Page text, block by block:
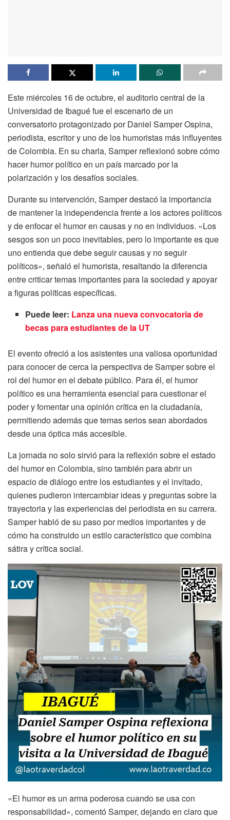
Este miércoles 16 de octubre, el auditorio central de la
Universidad de Ibagué fue el escenario de un
conversatorio protagonizado por Daniel Samper Ospina,
periodista, escritor y uno de los humoristas más influyentes
de Colombia. En su charla, Samper reflexionó sobre cómo
hacer humor político en un país marcado por la
polarización y los desafíos sociales.
Durante su intervención, Samper destacó la importancia
de mantener la independencia frente a los actores políticos
y de enfocar el humor en causas y no en individuos. «Los
sesgos son un poco inevitables, pero lo importante es que
uno entienda que debe seguir causas y no seguir
políticos», señaló el humorista, resaltando la diferencia
entre criticar temas importantes para la sociedad y apoyar
a figuras políticas específicas.
Puede leer: Lanza una nueva convocatoria de
becas para estudiantes de la UT
El evento ofreció a los asistentes una valiosa oportunidad
para conocer de cerca la perspectiva de Samper sobre el
rol del humor en el debate público. Para él, el humor
político es una herramienta esencial para cuestionar el
poder y fomentar una opinión crítica en la ciudadanía,
permitiendo además que temas serios sean abordados
desde una óptica más accesible.
La jornada no solo sirvió para la reflexión sobre el estado
del humor en Colombia, sino también para abrir un
espacio de diálogo entre los estudiantes y el invitado,
quienes pudieron intercambiar ideas y preguntas sobre la
trayectoria y las experiencias del periodista en su carrera.
Samper habló de su paso por medios importantes y de
cómo ha construido un estilo característico que combina
sátira y crítica social.
«El humor es un arma poderosa cuando se usa con
responsabilidad», comentó Samper, dejando en claro que